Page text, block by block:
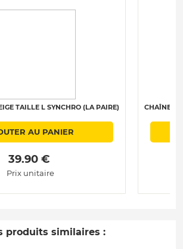
TAILLE L SYNCHRO (LA PAIRE)
AU PANIER
39.90 €
Prix unitaire
CHAÎNES
produits similaires :